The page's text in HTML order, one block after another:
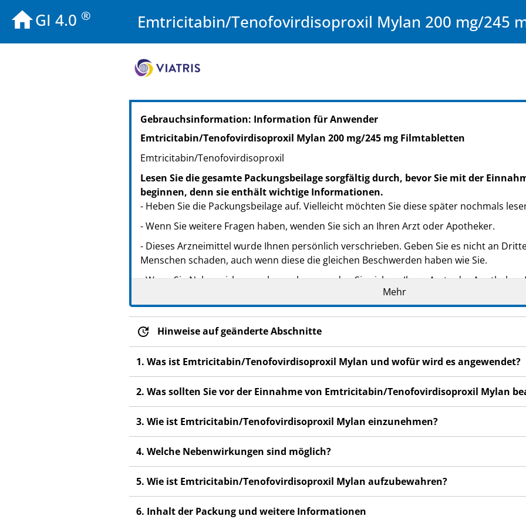
GI 4.0 ® Emtricitabin/Tenofovirdisoproxil Mylan 200 mg/245
PZN: 12546773
PPN: 111254677316
NTIN: 04150125467731
PPN: 111254679669
NTIN: 04150125467960
Gebrauchsinformation: Information für Anwender
Emtricitabin/Tenofovirdisoproxil Mylan 200 mg/245 mg Filmtabletten
Emtricitabin/Tenofovirdisoproxil
Lesen Sie die gesamte Packungsbeilage sorgfältig durch, bevor Sie mit der
beginnen, denn sie enthält wichtige Informationen.
- Heben Sie die Packungsbeilage auf. Vielleicht möchten Sie diese später nochmals
- Wenn Sie weitere Fragen haben, wenden Sie sich an Ihren Arzt oder Apotheker.
- Dieses Arzneimittel wurde Ihnen persönlich verschrieben. Geben Sie es nicht an
Menschen schaden, auch wenn diese die gleichen Beschwerden haben wie Sie.
- Wenn Sie Nebenwirkungen bemerken, wenden Sie sich an Ihren Arzt oder
Nebenwirkungen, die nicht in dieser Packungsbeilage angegeben sind. Siehe Abschnitt 4.
Mehr
Hinweise auf geänderte Abschnitte
1. Was ist Emtricitabin/Tenofovirdisoproxil Mylan und wofür wird es angewendet?
2. Was sollten Sie vor der Einnahme von Emtricitabin/Tenofovirdisoproxil Mylan
3. Wie ist Emtricitabin/Tenofovirdisoproxil Mylan einzunehmen?
4. Welche Nebenwirkungen sind möglich?
5. Wie ist Emtricitabin/Tenofovirdisoproxil Mylan aufzubewahren?
6. Inhalt der Packung und weitere Informationen